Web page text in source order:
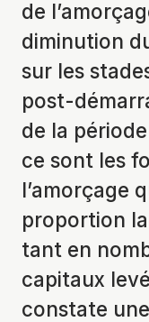
de
diminution
sur les
post-
de la
ce sont les
l’amorçage
proportion
tant en
capitaux
constate